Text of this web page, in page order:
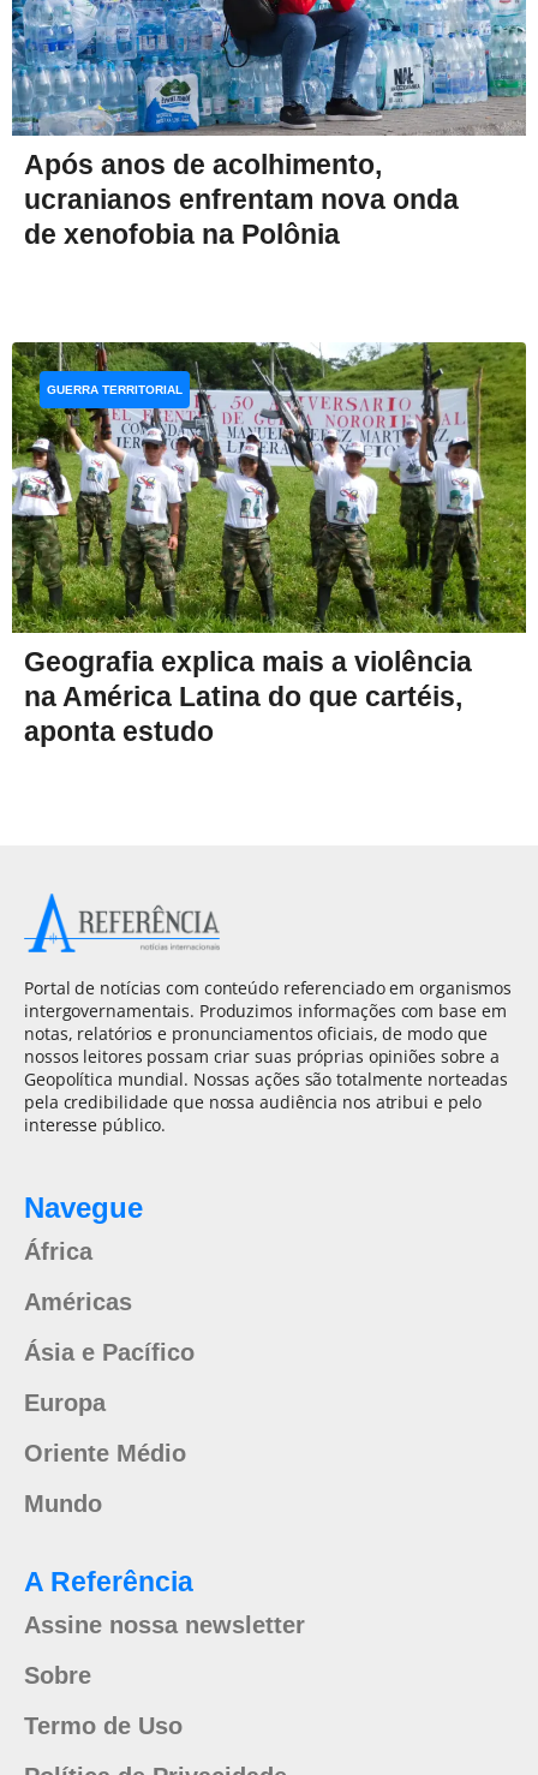
Após anos de acolhimento,
ucranianos enfrentam nova onda
de xenofobia na Polônia
Geografia explica mais a violência
na América Latina do que cartéis,
aponta estudo
GUERRA TERRITORIAL
Portal de notícias com conteúdo referenciado em organismos
intergovernamentais. Produzimos informações com base em
notas, relatórios e pronunciamentos oficiais, de modo que
nossos leitores possam criar suas próprias opiniões sobre a
Geopolítica mundial. Nossas ações são totalmente norteadas
pela credibilidade que nossa audiência nos atribui e pelo
interesse público.
Navegue
África
Américas
Ásia e Pacífico
Europa
Oriente Médio
Mundo
A Referência
Assine nossa newsletter
Sobre
Termo de Uso